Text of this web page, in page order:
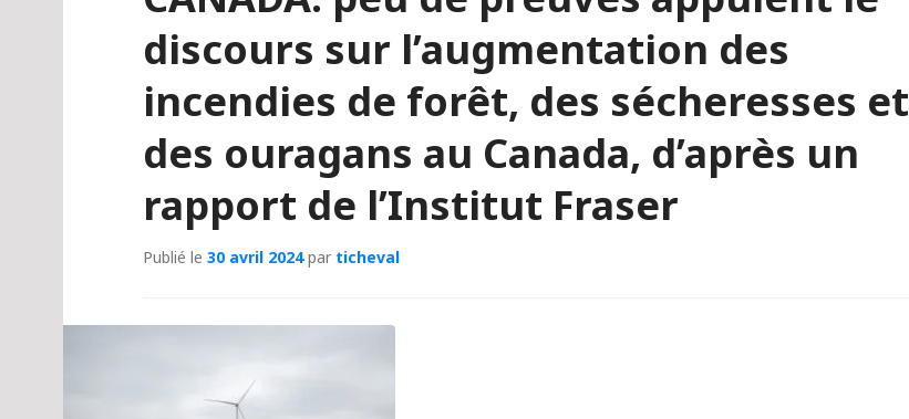
discours sur l’augmentation des
incendies de forêt, des sécheresses et
des ouragans au Canada, d’après un
rapport de l’Institut Fraser
Publié le 30 avril 2024par ticheval